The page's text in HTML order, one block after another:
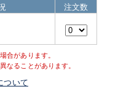
注文数
合があります。
なることがあります。
ついて